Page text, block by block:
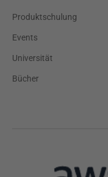
Produktschulung
Events
Universität
Bücher